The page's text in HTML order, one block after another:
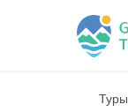
Туры